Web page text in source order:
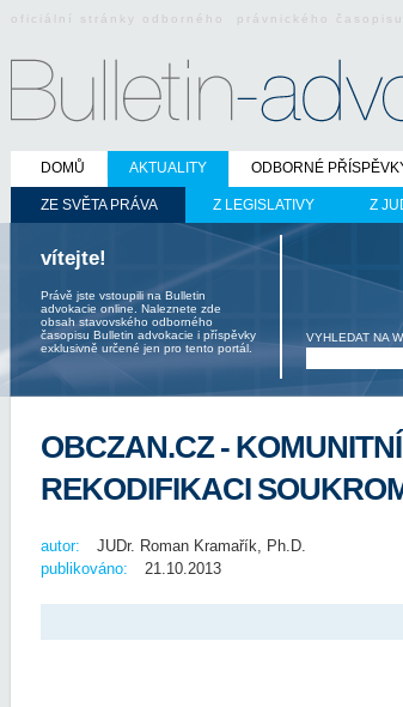
oficiální stránky odborného právnického
DOMŮ AKTUALITY
ZE SVĚTA PRÁVA Z LEGISLATIVY Z
ODBORNÉ
vítejte!
Právě jste vstoupili na Bulletin
advokacie online. Naleznete zde
obsah stavovského odborného
časopisu Bulletin advokacie i příspěvky
exklusivně určené jen pro tento portál.
VYHLEDAT NA
OBCZAN.CZ -
REKODIFIKACI
autor:
JUDr. Roman Kramařík, Ph.D.
publikováno:
21.10.2013